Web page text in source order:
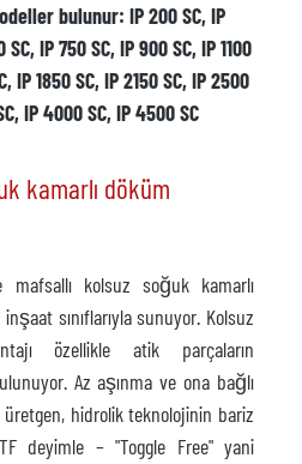
bulunur: IP 200 SC, IP
IP 750 SC, IP 900 SC, IP 1100
IP 1850 SC, IP 2150 SC, IP 2500
IP 4000 SC, IP 4500 SC
kamarlı döküm
mafsallı kolsuz soğuk kamarlı
sınıflarıyla sunuyor. Kolsuz
özellikle atik parçaların
Az aşınma ve ona bağlı
hidrolik teknolojinin bariz
deyimle – "Toggle Free" yani